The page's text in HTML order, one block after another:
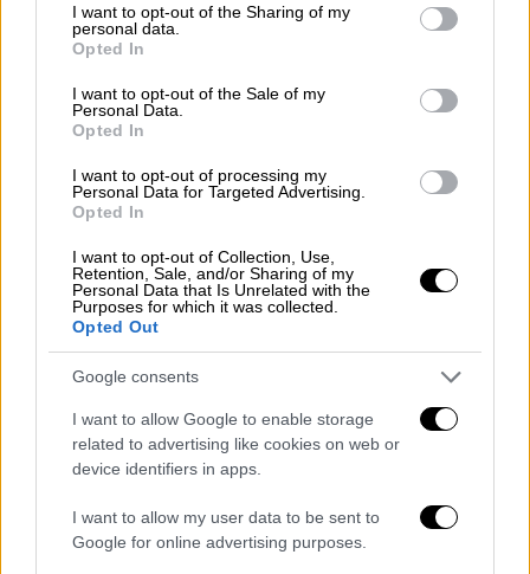
not limited to your visit or usage behaviour. You may click to
grant or deny consent to Google and its third-party tags to
use your data for below specified purposes in below Google
consent section.
I want to opt-out of the Sharing of my
personal data.
Opted In
I want to opt-out of the Sale of my
Personal Data.
Opted In
I want to opt-out of processing my
Personal Data for Targeted Advertising.
Opted In
I want to opt-out of Collection, Use,
Retention, Sale, and/or Sharing of my
Personal Data that Is Unrelated with the
Purposes for which it was collected.
Opted Out
Google consents
I want to allow Google to enable storage
related to advertising like cookies on web or
device identifiers in apps.
I want to allow my user data to be sent to
Google for online advertising purposes.
ΑΛΛΑ #TAGS
ειδήσεις τώρα
Παγκόσμιο Κύπελλο ποδοσφαίρου
Παναθηναϊκός
Ολυμπιακός
Ουγγαρία
Μουντιάλ
Γιόχαν Κρόιφ